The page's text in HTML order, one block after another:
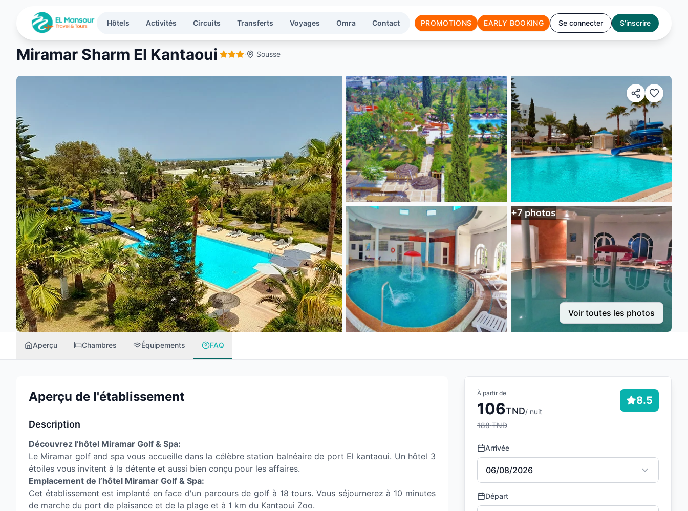
Hôtels Activités Circuits Transferts Voyages Omra Contact PROMOTIONS EARLY BOOKING Se connecter S'inscrire
Miramar Sharm El Kantaoui · Sousse
+7 photos
Voir toutes les photos
Aperçu Chambres Équipements FAQ
Aperçu de l'établissement
Description
Découvrez l’hôtel Miramar Golf & Spa:
Le Miramar golf and spa vous accueille dans la célèbre station balnéaire de port El kantaoui. Un hôtel 3
étoiles vous invitent à la détente et aussi bien conçu pour les affaires.
Emplacement de l’hôtel Miramar Golf & Spa:
Cet établissement est implanté en face d'un parcours de golf à 18 tours. Vous séjournerez à 10 minutes
de marche du port de plaisance et de la plage et à 1 km du Kantaoui Zoo.
À partir de
106TND/ nuit
188 TND
8.5
Arrivée
06/08/2026
Départ